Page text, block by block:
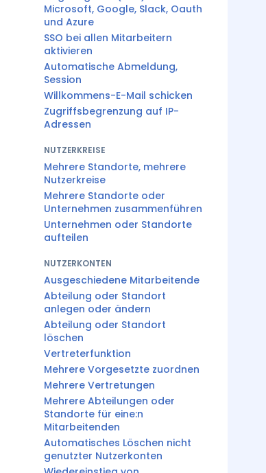
Microsoft, Google, Slack, Oauth
und Azure
SSO bei allen Mitarbeitern
aktivieren
Automatische Abmeldung,
Session
Willkommens-E-Mail schicken
Zugriffsbegrenzung auf IP-
Adressen
NUTZERKREISE
Mehrere Standorte, mehrere
Nutzerkreise
Mehrere Standorte oder
Unternehmen zusammenführen
Unternehmen oder Standorte
aufteilen
NUTZERKONTEN
Ausgeschiedene Mitarbeitende
Abteilung oder Standort
anlegen oder ändern
Abteilung oder Standort
löschen
Vertreterfunktion
Mehrere Vorgesetzte zuordnen
Mehrere Vertretungen
Mehrere Abteilungen oder
Standorte für eine:n
Mitarbeitenden
Automatisches Löschen nicht
genutzter Nutzerkonten